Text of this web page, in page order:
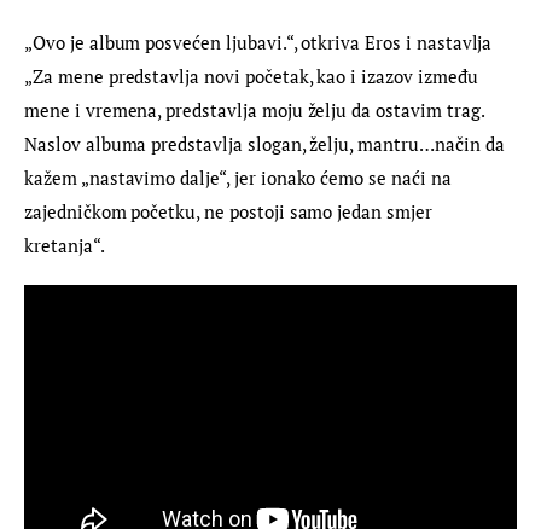
„Ovo je album posvećen ljubavi.“, otkriva Eros i nastavlja
„Za mene predstavlja novi početak, kao i izazov između
mene i vremena, predstavlja moju želju da ostavim trag.
Naslov albuma predstavlja slogan, želju, mantru…način da
kažem „nastavimo dalje“, jer ionako ćemo se naći na
zajedničkom početku, ne postoji samo jedan smjer
kretanja“.